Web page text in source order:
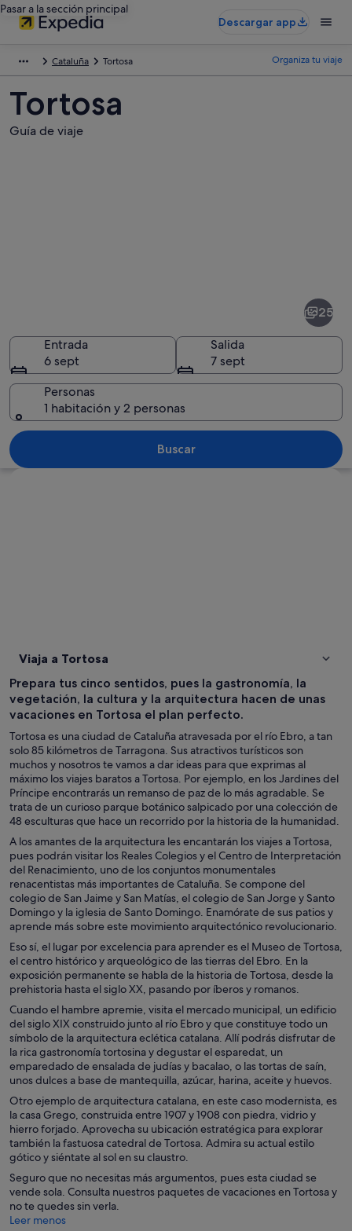
Pasar a la sección principal
Descargar app
Cataluña Tortosa Organiza tu viaje
Tortosa
Guía de viaje
Vista aérea de una zona costera
25
Entrada
6 sept
Salida
7 sept
Personas
1 habitación y 2 personas
Buscar
Viaja a Tortosa
Prepara tus cinco sentidos, pues la gastronomía, la
vegetación, la cultura y la arquitectura hacen de unas
vacaciones en Tortosa el plan perfecto.
Tortosa es una ciudad de Cataluña atravesada por el río Ebro, a tan
solo 85 kilómetros de Tarragona. Sus atractivos turísticos son
muchos y nosotros te vamos a dar ideas para que exprimas al
máximo los viajes baratos a Tortosa. Por ejemplo, en los Jardines del
Príncipe encontrarás un remanso de paz de lo más agradable. Se
trata de un curioso parque botánico salpicado por una colección de
48 esculturas que hace un recorrido por la historia de la humanidad.
A los amantes de la arquitectura les encantarán los viajes a Tortosa,
pues podrán visitar los Reales Colegios y el Centro de Interpretación
del Renacimiento, uno de los conjuntos monumentales
renacentistas más importantes de Cataluña. Se compone del
colegio de San Jaime y San Matías, el colegio de San Jorge y Santo
Domingo y la iglesia de Santo Domingo. Enamórate de sus patios y
aprende más sobre este movimiento arquitectónico revolucionario.
Eso sí, el lugar por excelencia para aprender es el Museo de Tortosa,
el centro histórico y arqueológico de las tierras del Ebro. En la
exposición permanente se habla de la historia de Tortosa, desde la
prehistoria hasta el siglo XX, pasando por íberos y romanos.
Cuando el hambre apremie, visita el mercado municipal, un edificio
del siglo XIX construido junto al río Ebro y que constituye todo un
símbolo de la arquitectura eclética catalana. Allí podrás disfrutar de
la rica gastronomía tortosina y degustar el esparedat, un
emparedado de ensalada de judías y bacalao, o las tortas de saín,
unos dulces a base de mantequilla, azúcar, harina, aceite y huevos.
Otro ejemplo de arquitectura catalana, en este caso modernista, es
la casa Grego, construida entre 1907 y 1908 con piedra, vidrio y
hierro forjado. Aprovecha su ubicación estratégica para explorar
también la fastuosa catedral de Tortosa. Admira su actual estilo
gótico y siéntate al sol en su claustro.
Seguro que no necesitas más argumentos, pues esta ciudad se
vende sola. Consulta nuestros paquetes de vacaciones en Tortosa y
no te quedes sin verla.
Leer menos